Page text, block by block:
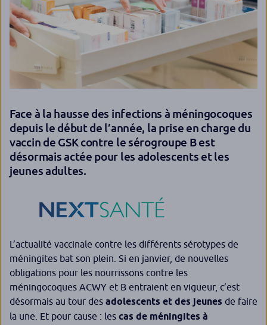
Face à la hausse des infections à méningocoques
depuis le début de l’année, la prise en charge du
vaccin de GSK contre le sérogroupe B est
désormais actée pour les adolescents et les
jeunes adultes.
L’actualité vaccinale contre les différents sérotypes de
méningites bat son plein. Si en janvier, de nouvelles
obligations pour les nourrissons contre les
méningocoques ACWY et B entraient en vigueur, c’est
désormais au tour des adolescents et des jeunes de faire
la une. Et pour cause : les cas de méningites à